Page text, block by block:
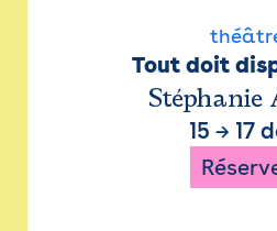
Tout doit
15 → 17